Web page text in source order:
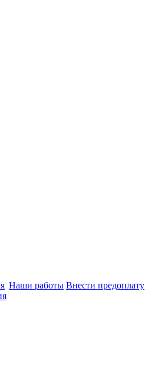
Наши работы Внести предоплату